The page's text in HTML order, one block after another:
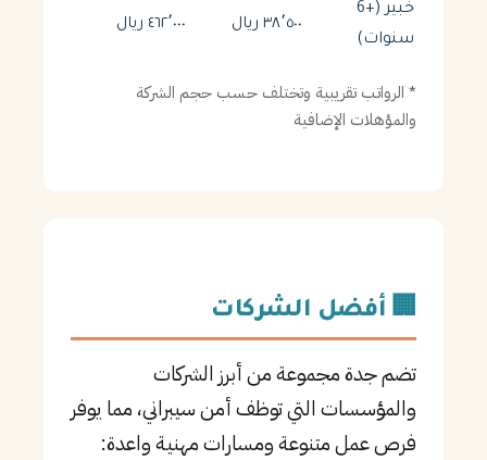
خبير (+6
سنوات)
٣٨٬٥٠٠ ريال ٤٦٢٬٠٠٠ ريال
* الرواتب تقريبية وتختلف حسب حجم الشركة
والمؤهلات الإضافية
🏢 أفضل الشركات
تضم جدة مجموعة من أبرز الشركات
والمؤسسات التي توظف أمن سيبراني، مما يوفر
فرص عمل متنوعة ومسارات مهنية واعدة: